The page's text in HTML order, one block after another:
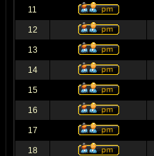
11
12
13
14
15
16
17
18